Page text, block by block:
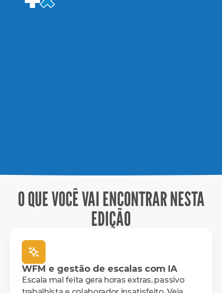
O QUE VOCÊ VAI ENCONTRAR NESTA
EDIÇÃO
WFM e gestão de escalas com IA
Escala mal feita gera horas extras, passivo